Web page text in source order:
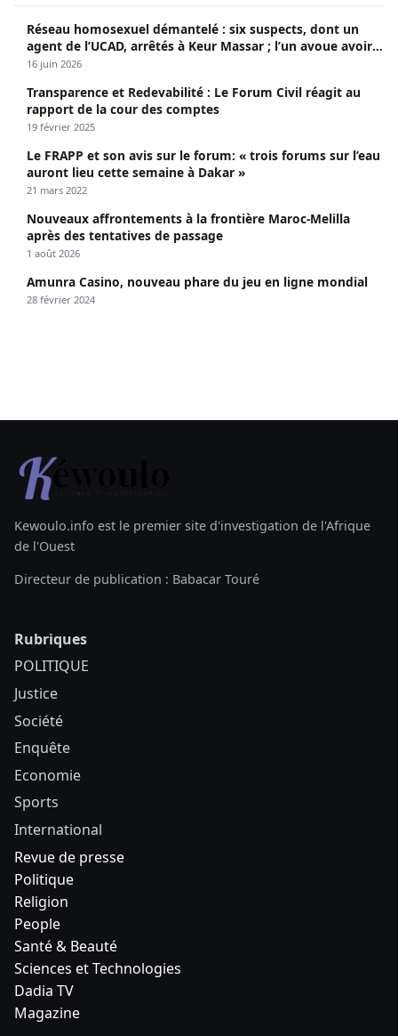
Réseau homosexuel démantelé : six suspects, dont un
agent de l’UCAD, arrêtés à Keur Massar ; l’un avoue avoir
propagé le VIH depuis 2018
16 juin 2026
Transparence et Redevabilité : Le Forum Civil réagit au
rapport de la cour des comptes
19 février 2025
Le FRAPP et son avis sur le forum: « trois forums sur l’eau
auront lieu cette semaine à Dakar »
21 mars 2022
Nouveaux affrontements à la frontière Maroc-Melilla
après des tentatives de passage
1 août 2026
Amunra Casino, nouveau phare du jeu en ligne mondial
28 février 2024
Kewoulo.info est le premier site d'investigation de l'Afrique
de l'Ouest
Directeur de publication : Babacar Touré
Rubriques
POLITIQUE
Justice
Société
Enquête
Economie
Sports
International
Revue de presse
Politique
Religion
People
Santé & Beauté
Sciences et Technologies
Dadia TV
Magazine